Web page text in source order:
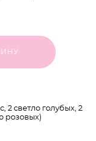
2 светло голубых, 2
розовых)